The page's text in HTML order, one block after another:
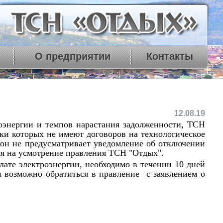
О предприятии Контакты
12.08.19
и темпов нарастания задолженности, ТСН
которых не имеют договоров на технологическое
не предусматривает уведомление об отключении
на усмотрение правления ТСН "Отдых".
электроэнергии, необходимо в течении 10 дней
обратиться в правление с заявлением о